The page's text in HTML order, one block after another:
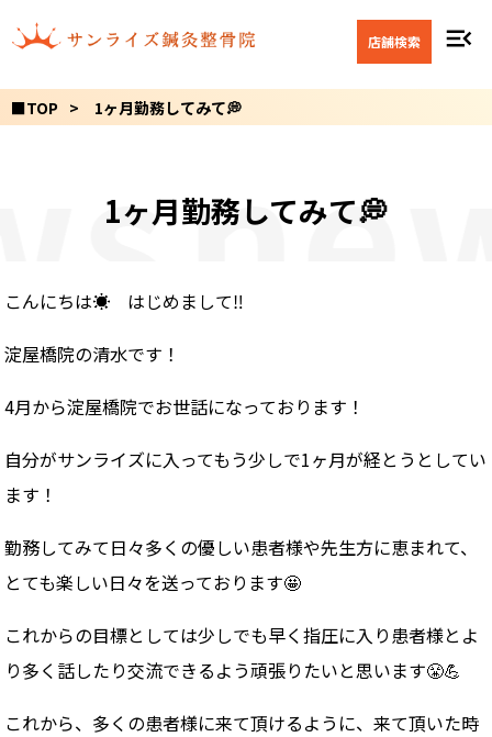
店舗検索 menu_open
■TOP 1ヶ月勤務してみて💭
1ヶ月勤務してみて💭
こんにちは☀️ はじめまして‼️
淀屋橋院の清水です！
4月から淀屋橋院でお世話になっております！
自分がサンライズに入ってもう少しで1ヶ月が経とうとしてい
ます！
勤務してみて日々多くの優しい患者様や先生方に恵まれて、
とても楽しい日々を送っております🤩
これからの目標としては少しでも早く指圧に入り患者様とよ
り多く話したり交流できるよう頑張りたいと思います😤💪
これから、多くの患者様に来て頂けるように、来て頂いた時